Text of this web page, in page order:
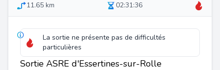
11.65 km 02:31:36
La sortie ne présente pas de difficultés
particulières
Sortie ASRE d'Essertines-sur-Rolle